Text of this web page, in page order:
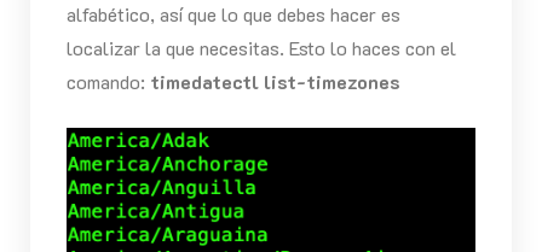
alfabético, así que lo que debes hacer es
localizar la que necesitas. Esto lo haces con el
comando: timedatectl list-timezones